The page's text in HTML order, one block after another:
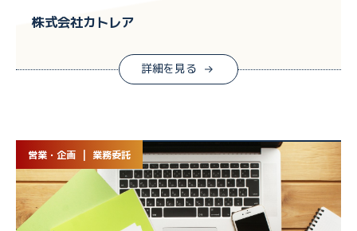
株式会社カトレア
詳細を見る
営業・企画 | 業務委託